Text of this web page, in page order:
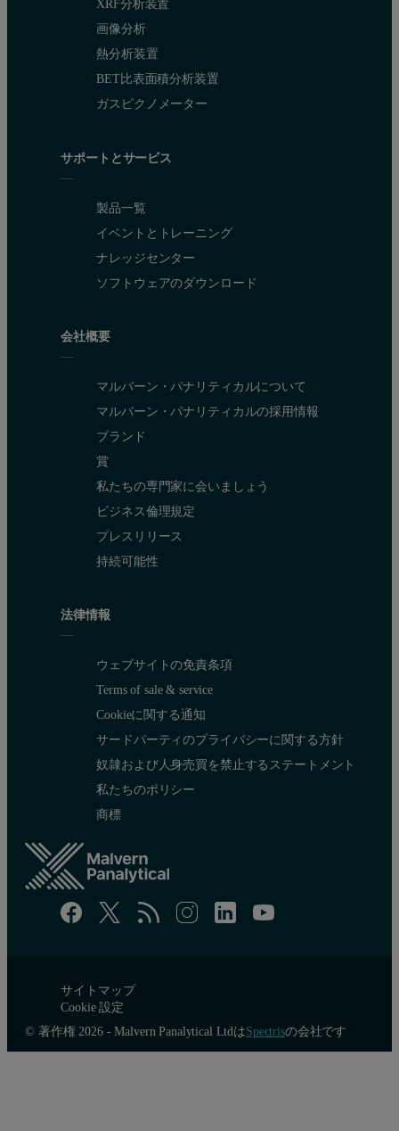
XRF分析装置
画像分析
熱分析装置
BET比表面積分析装置
ガスピクノメーター
サポートとサービス
製品一覧
イベントとトレーニング
ナレッジセンター
ソフトウェアのダウンロード
会社概要
マルバーン・パナリティカルについて
マルバーン・パナリティカルの採用情報
ブランド
賞
私たちの専門家に会いましょう
ビジネス倫理規定
プレスリリース
持続可能性
法律情報
ウェブサイトの免責条項
Terms of sale & service
Cookieに関する通知
サードパーティのプライバシーに関する方針
奴隷および人身売買を禁止するステートメント
私たちのポリシー
商標
サイトマップ
Cookie 設定
© 著作権 2026 - Malvern Panalytical LtdはSpectrisの会社です